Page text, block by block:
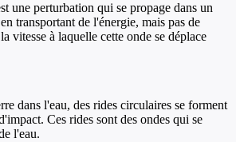
une perturbation qui se propage dans un
transportant de l'énergie, mais pas de
vitesse à laquelle cette onde se déplace
dans l'eau, des rides circulaires se forment
Ces rides sont des ondes qui se
l'eau.